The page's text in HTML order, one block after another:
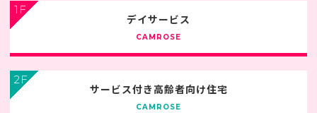
1F
デイサービス
CAMROSE
2F
サービス付き高齢者向け住宅
CAMROSE